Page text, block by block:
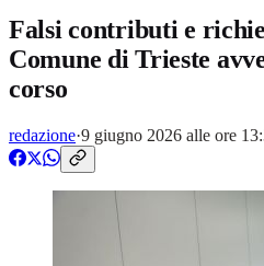
Falsi contributi e
Comune di Trieste
corso
redazione·9 giugno 2026 alle ore